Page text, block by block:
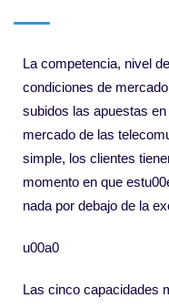
La competencia, nivel
condiciones de
subidos las apuestas
mercado de las
simple, los clientes
momento en que
nada por debajo de la
u00a0
Las cinco capacidades